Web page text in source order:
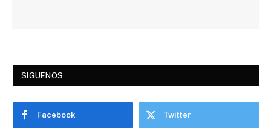
SIGUENOS
Facebook Twitter